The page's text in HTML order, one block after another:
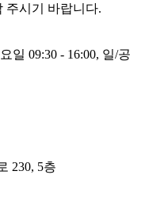
주시기 바랍니다.
일 09:30 - 16:00, 일/공
230, 5층